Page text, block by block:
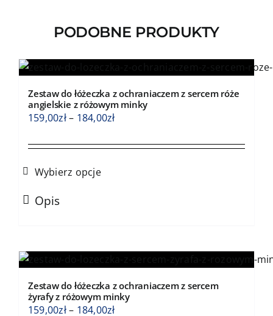
PODOBNE PRODUKTY
Zestaw do łóżeczka z ochraniaczem z sercem róże
angielskie z różowym minky
159,00zł– 184,00złZakres
od
Wybierz opcje
Ten
produkt
wariantów.
można
wybrać
Opis
Zestaw do łóżeczka z ochraniaczem z sercem
żyrafy z różowym minky
159,00zł– 184,00złZakres